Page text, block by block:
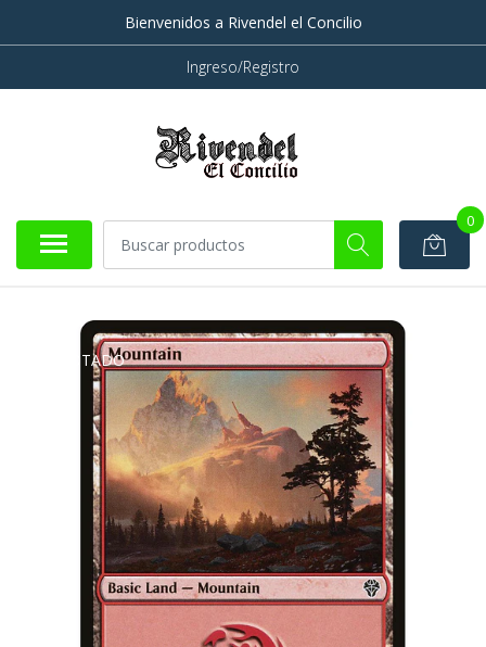
Bienvenidos a Rivendel el Concilio
Ingreso/Registro
0
AGOTADO